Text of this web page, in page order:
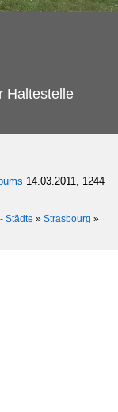
Haltestelle
14.03.2011, 1244
Städte » Strasbourg »